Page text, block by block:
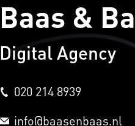
Baas &
Digital Agency
020 214 8939
info@baasenbaas.nl